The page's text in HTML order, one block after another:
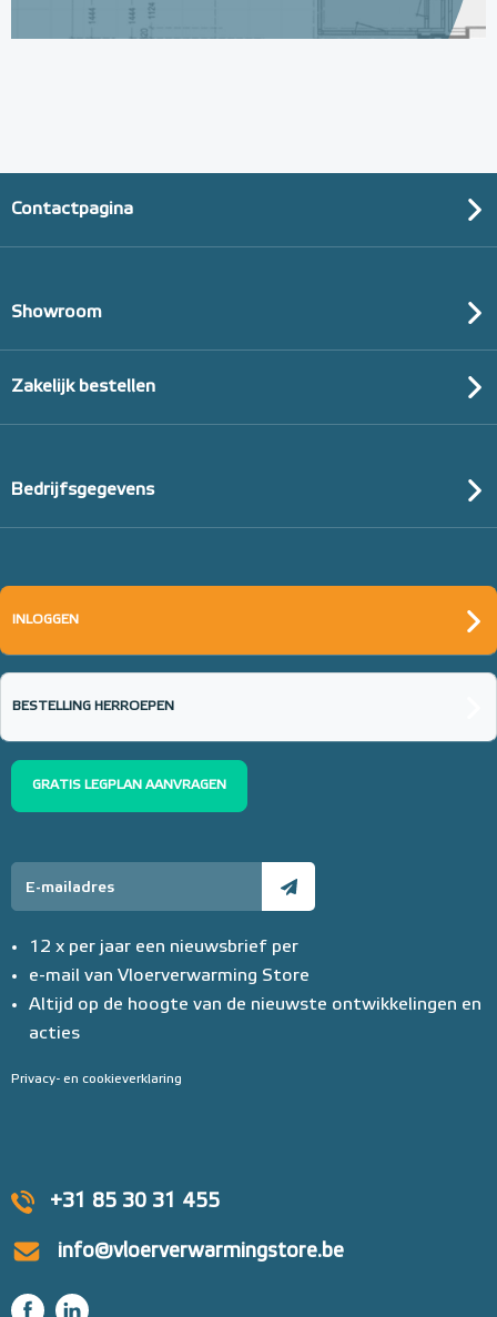
+31 85 30 31 455
info@vloerverwarmingstore.be
Contactpagina
Showroom
Zakelijk bestellen
Bedrijfsgegevens
INLOGGEN
BESTELLING HERROEPEN
GRATIS LEGPLAN AANVRAGEN
12 x per jaar een nieuwsbrief per
e-mail van Vloerverwarming Store
Altijd op de hoogte van de nieuwste ontwikkelingen en
acties
Privacy- en cookieverklaring